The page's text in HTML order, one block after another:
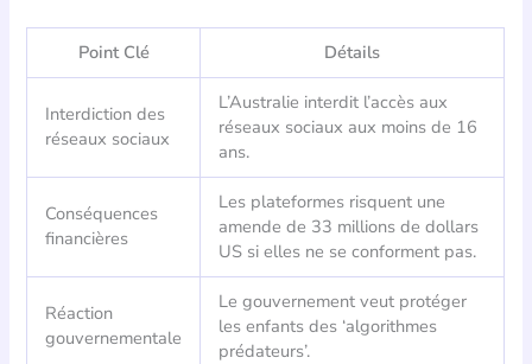
Point Clé Détails
Interdiction des
réseaux sociaux
L’Australie interdit l’accès aux
réseaux sociaux aux moins de 16
ans.
Conséquences
financières
Les plateformes risquent une
amende de 33 millions de dollars
US si elles ne se conforment pas.
Réaction
gouvernementale
Le gouvernement veut protéger
les enfants des ‘algorithmes
prédateurs’.